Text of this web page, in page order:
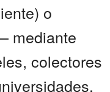
o
mediante
colectores